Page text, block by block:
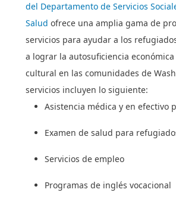
del Departamento de Servicios
Salud ofrece una amplia gama de
servicios para ayudar a los
a lograr la autosuficiencia
cultural en las comunidades de
servicios incluyen lo siguiente:
Asistencia médica y en efectivo
Examen de salud para
Servicios de empleo
Programas de inglés vocacional